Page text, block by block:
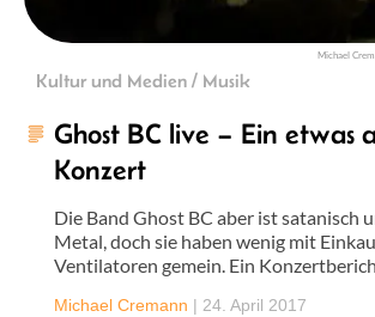
Michael
Kultur und Medien / Musik
Ghost BC live – Ein etwas
Konzert
Die Band Ghost BC aber ist satanisch
Metal, doch sie haben wenig mit
Ventilatoren gemein. Ein
Michael Cremann | 24. April 2017